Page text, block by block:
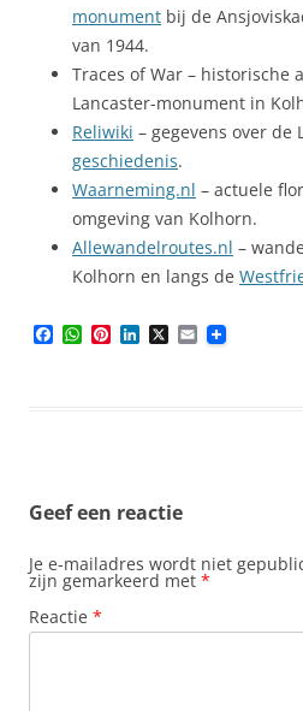
monument bij de
van 1944.
Traces of War – historische
Lancaster-monument in
Reliwiki – gegevens over de
geschiedenis.
Waarneming.nl – actuele
omgeving van Kolhorn.
Allewandelroutes.nl –
Kolhorn en langs de
W P X E
m
Geef een reactie
Je e-mailadres wordt niet
zijn gemarkeerd met *
Reactie *